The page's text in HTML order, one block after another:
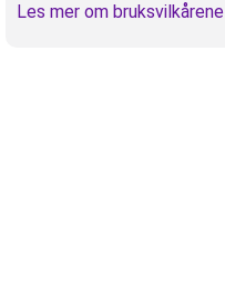
Les mer om bruksvilkårene